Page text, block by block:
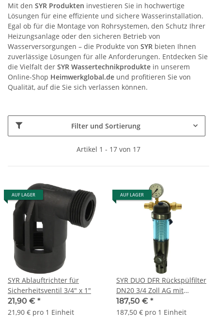
Mit den SYR Produkten investieren Sie in hochwertige
Lösungen für eine effiziente und sichere Wasserinstallation.
Egal ob für die Montage von Rohrsystemen, den Schutz Ihrer
Heizungsanlage oder den sicheren Betrieb von
Wasserversorgungen – die Produkte von SYR bieten Ihnen
zuverlässige Lösungen für alle Anforderungen. Entdecken Sie
die Vielfalt der SYR Wassertechnikprodukte in unserem
Online-Shop Heimwerkglobal.de und profitieren Sie von
Qualität, auf die Sie sich verlassen können.
Filter und Sortierung
Artikel 1 - 17 von 17
AUF LAGER
SYR Ablauftrichter für
Sicherheitsventil 3/4" x 1"
21,90 € *
21,90 € pro 1 Einheit
AUF LAGER
SYR DUO DFR Rückspülfilter
DN20 3/4 Zoll AG mit
Druckminderer 231420000
187,50 € *
187,50 € pro 1 Einheit